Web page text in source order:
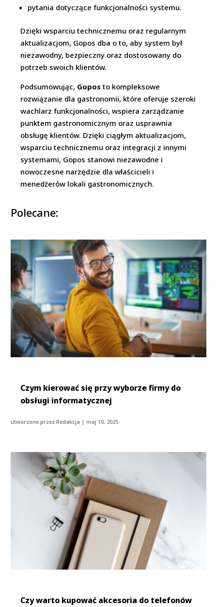
pytania dotyczące funkcjonalności systemu.
Dzięki wsparciu technicznemu oraz regularnym
aktualizacjom, Gopos dba o to, aby system był
niezawodny, bezpieczny oraz dostosowany do
potrzeb swoich klientów.
Podsumowując, Gopos to kompleksowe
rozwiązanie dla gastronomii, które oferuje szeroki
wachlarz funkcjonalności, wspiera zarządzanie
punktem gastronomicznym oraz usprawnia
obsługę klientów. Dzięki ciągłym aktualizacjom,
wsparciu technicznemu oraz integracji z innymi
systemami, Gopos stanowi niezawodne i
nowoczesne narzędzie dla właścicieli i
menedżerów lokali gastronomicznych.
Polecane:
Czym kierować się przy wyborze firmy do
obsługi informatycznej
utworzone przezRedakcja |maj 10, 2025
Czy warto kupować akcesoria do telefonów